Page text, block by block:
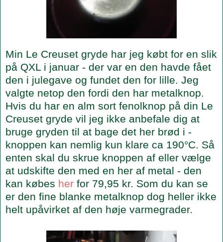
Min Le Creuset gryde har jeg købt for en slik
på QXL i januar - der var en den havde fået
den i julegave og fundet den for lille. Jeg
valgte netop den fordi den har metalknop.
Hvis du har en alm sort fenolknop på din Le
Creuset gryde vil jeg ikke anbefale dig at
bruge gryden til at bage det her brød i -
knoppen kan nemlig kun klare ca 190°C. Så
enten skal du skrue knoppen af eller vælge
at udskifte den med en her af metal - den
kan købes her for 79,95 kr. Som du kan se
er den fine blanke metalknop dog heller ikke
helt upåvirket af den høje varmegrader.